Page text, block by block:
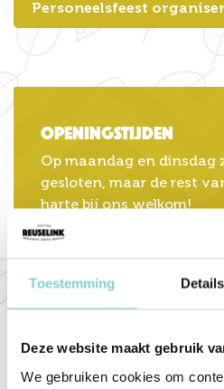
Toestemming Details
Deze website maakt gebruik
We gebruiken cookies om
Personeelsfeest
Openingstijden
Op maandag en dinsdag
gesloten, maar de rest
harte bij ons welkom!
geopend van 12:00 tot
20:00) en op vrijdag en
21:00).